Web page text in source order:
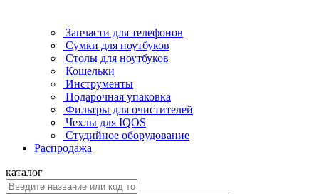
Запчасти для телефонов
Сумки для ноутбуков
Столы для ноутбуков
Кошельки
Инструменты
Подарочная упаковка
Фильтры для очистителей
Чехлы для IQOS
Студийное оборудование
Распродажа
каталог